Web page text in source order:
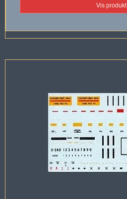
Vis produkt